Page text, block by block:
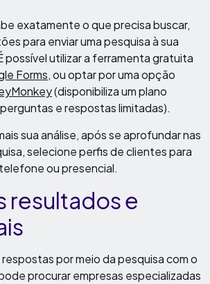
exatamente o que precisa buscar,
para enviar uma pesquisa à sua
possível utilizar a ferramenta gratuita
Forms, ou optar por uma opção
(disponibiliza um plano
e respostas limitadas).
sua análise, após se aprofundar nas
selecione perfis de clientes para
ou presencial.
resultados e
por meio da pesquisa com o
procurar empresas especializadas